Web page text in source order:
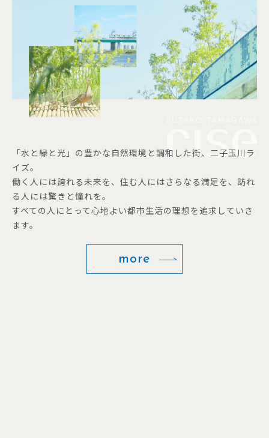
「水と緑と光」の豊かな自然環境と調和した街、二子玉川ラ
イズ。
働く人には誇れる未来を、住む人にはさらなる満足を、訪れ
る人には驚きと憧れを。
すべての人にとって心地よい都市生活の理想を追求していき
ます。
more